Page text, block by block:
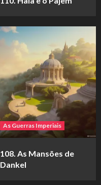
As Guerras Imperiais
108. As Mansões de
Dankel